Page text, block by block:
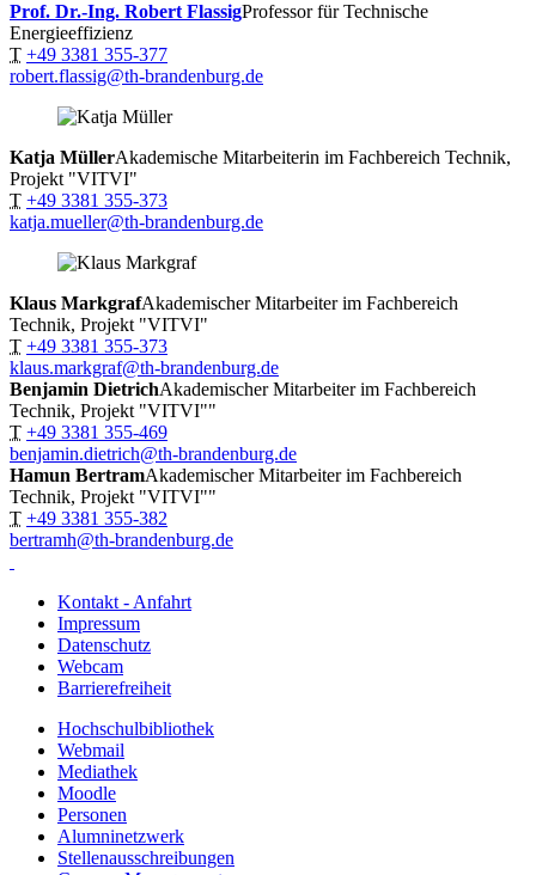
Prof. Dr.-Ing. Robert FlassigProfessor für Technische
Energieeffizienz
T +49 3381 355-377
robert.flassig@th-brandenburg.de
Katja MüllerAkademische Mitarbeiterin im Fachbereich Technik,
Projekt "VITVI"
T +49 3381 355-373
katja.mueller@th-brandenburg.de
Klaus MarkgrafAkademischer Mitarbeiter im Fachbereich
Technik, Projekt "VITVI"
T +49 3381 355-373
klaus.markgraf@th-brandenburg.de
Benjamin DietrichAkademischer Mitarbeiter im Fachbereich
Technik, Projekt "VITVI""
T +49 3381 355-469
benjamin.dietrich@th-brandenburg.de
Hamun BertramAkademischer Mitarbeiter im Fachbereich
Technik, Projekt "VITVI""
T +49 3381 355-382
bertramh@th-brandenburg.de
Kontakt - Anfahrt
Impressum
Datenschutz
Webcam
Barrierefreiheit
Hochschulbibliothek
Webmail
Mediathek
Moodle
Personen
Alumninetzwerk
Stellenausschreibungen